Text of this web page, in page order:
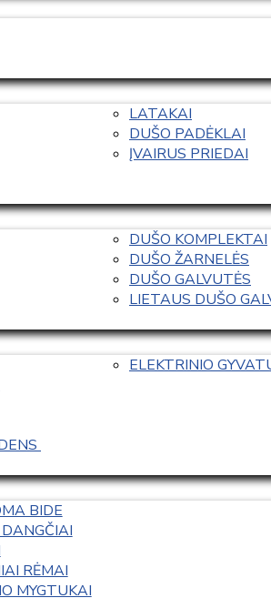
LATAKAI
DUŠO PADĖKLAI
ĮVAIRUS PRIEDAI
DUŠO KOMPLEKTAI
DUŠO ŽARNELĖS
DUŠO GALVUTĖS
LIETAUS DUŠO
ELEKTRINIO
BIDE
RĖMAI
MYGTUKAI